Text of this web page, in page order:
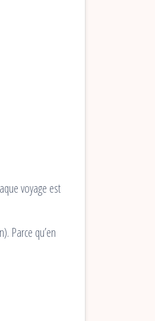
voyage est
Parce qu’en